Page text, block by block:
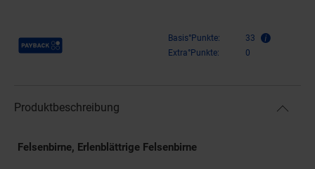
Payback Punkte Basis°Punkte:
33
Extra°Punkte:
0
Produktbeschreibung
Felsenbirne, Erlenblättrige Felsenbirne